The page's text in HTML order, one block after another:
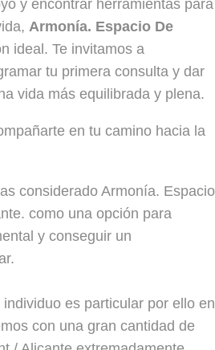
y encontrar herramientas para
Armonía. Espacio De
ideal. Te invitamos a
tu primera consulta y dar
vida más equilibrada y plena.
en tu camino hacia la
considerado Armonía. Espacio
como una opción para
y conseguir un
es particular por ello en
con una gran cantidad de